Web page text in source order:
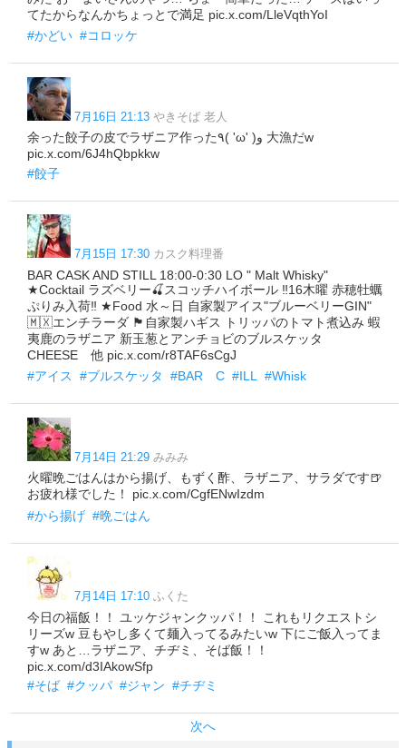
てたからなんかちょっとで満足 pic.x.com/LleVqthYoI
#かどい #コロッケ
7月16日 21:13 やきそば 老人
余った餃子の皮でラザニア作った٩( 'ω' )و 大漁だw
pic.x.com/6J4hQbpkkw
#餃子
7月15日 17:30 カスク料理番
BAR CASK AND STILL 18:00-0:30 LO " Malt Whisky"
★Cocktail ラズベリー🍒スコッチハイボール ‼️16木曜 赤穂牡蠣
ぷりみ入荷‼️ ★Food 水～日 自家製アイス"ブルーベリーGIN"
🇲🇽エンチラーダ 🏴󠁧󠁢󠁳󠁣󠁴󠁿自家製ハギス トリッパのトマト煮込み 蝦
夷鹿のラザニア 新玉葱とアンチョビのブルスケッタ
CHEESE 他 pic.x.com/r8TAF6sCgJ
#アイス
#ブルスケッタ #BAR C #ILL #Whisk
7月14日 21:29 みみみ
火曜晩ごはんはから揚げ、もずく酢、ラザニア、サラダです🍺
お疲れ様でした！ pic.x.com/CgfENwIzdm
#から揚げ #晩ごはん
7月14日 17:10 ふくた
今日の福飯！！ ユッケジャンクッパ！！ これもリクエストシ
リーズw 豆もやし多くて麺入ってるみたいw 下にご飯入ってま
すw あと…ラザニア、チヂミ、そば飯！！
pic.x.com/d3IAkowSfp
#そば #クッパ #ジャン #チヂミ
次へ